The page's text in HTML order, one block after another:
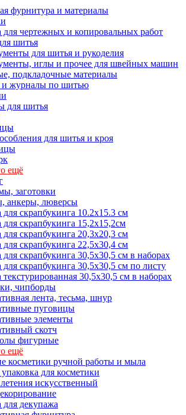
фурнитура и материалы
для чертежных и копировальных работ
шитья
для шитья и рукоделия
иглы и прочее для швейных машин
подкладочные материалы
журналы по шитью
для шитья
для шитья и кроя
ещё
заготовки
анкеры, люверсы
для скрапбукинга 10.2х15.3 см
для скрапбукинга 15,2х15,2см
для скрапбукинга 20,3х20,3 см
для скрапбукинга 22,5х30,4 см
для скрапбукинга 30,5х30,5 см в наборах
для скрапбукинга 30,5х30,5 см по листу
текстурированная 30,5х30,5 см в наборах
чипборды
лента, тесьма, шнур
пуговицы
элементы
скотч
фигурные
ещё
косметики ручной работы и мыла
для косметики
искусственный
для декупажа